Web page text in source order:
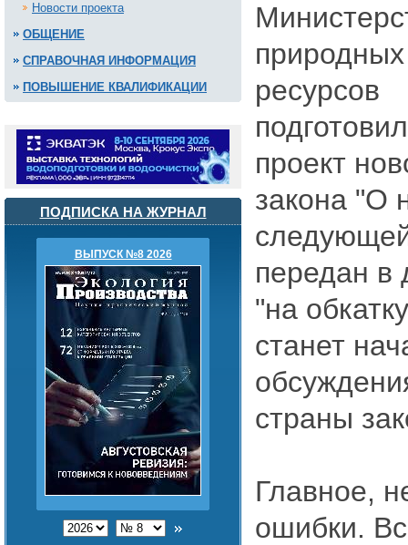
Новости проекта
ОБЩЕНИЕ
СПРАВОЧНАЯ ИНФОРМАЦИЯ
ПОВЫШЕНИЕ КВАЛИФИКАЦИИ
ПОДПИСКА НА ЖУРНАЛ
ВЫПУСК №8 2026
природных
ресурсов
проект
закона "О
передан в
"на
станет
страны
Главное,
ошибки.